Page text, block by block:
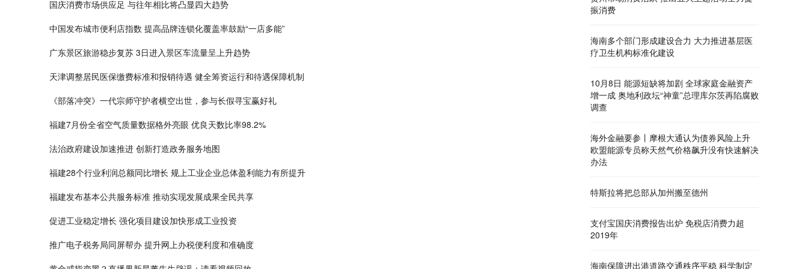
国庆消费市场供应足 与往年相比将凸显四大趋势
中国发布城市便利店指数 提高品牌连锁化覆盖率鼓励“一店多能”
广东景区旅游稳步复苏 3日进入景区车流量呈上升趋势
天津调整居民医保缴费标准和报销待遇 健全筹资运行和待遇保障机制
《部落冲突》一代宗师守护者横空出世，参与长假寻宝赢好礼
福建7月份全省空气质量数据格外亮眼 优良天数比率98.2%
法治政府建设加速推进 创新打造政务服务地图
福建28个行业利润总额同比增长 规上工业企业总体盈利能力有所提升
福建发布基本公共服务标准 推动实现发展成果全民共享
促进工业稳定增长 强化项目建设加快形成工业投资
推广电子税务局同屏帮办 提升网上办税便利度和准确度
振消费
海南多个部门形成建设合力 大力推进基层医
疗卫生机构标准化建设
10月8日 能源短缺将加剧 全球家庭金融资产
增一成 奥地利政坛“神童”总理库尔茨再陷腐败
调查
海外金融要参丨摩根大通认为债券风险上升
欧盟能源专员称天然气价格飙升没有快速解决
办法
特斯拉将把总部从加州搬至德州
支付宝国庆消费报告出炉 免税店消费力超
2019年
海南保障进出港道路交通秩序平稳 科学制定